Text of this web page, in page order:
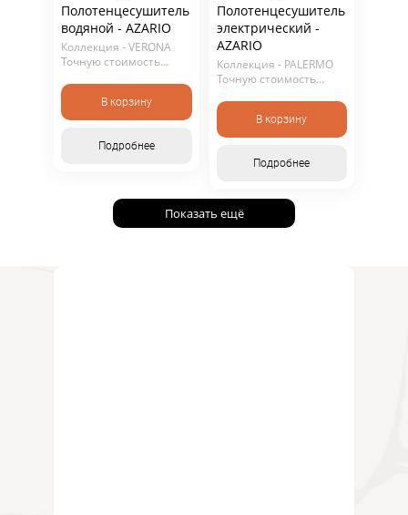
Полотенцесушитель
водяной - AZARIO
Коллекция - VERONA
Точную стоимость
консультанта. Не
является публичной
офертой.
В корзину
Подробнее
Полотенцесушитель
электрический -
AZARIO
Коллекция - PALERMO
Точную стоимость
консультанта. Не
является публичной
офертой.
В корзину
Подробнее
Показать ещё